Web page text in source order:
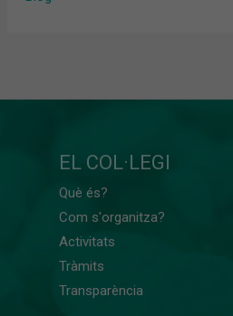
EL COL·LEGI
Què és?
Com s'organitza?
Activitats
Tràmits
Transparència